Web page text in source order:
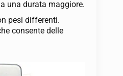
una durata maggiore.
pesi differenti.
consente delle